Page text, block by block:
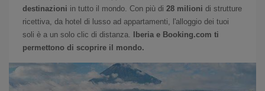
destinazioni in tutto il mondo. Con più di 28 milioni di strutture
ricettiva, da hotel di lusso ad appartamenti, l'alloggio dei tuoi
soli è a un solo clic di distanza.
Iberia e Booking.com ti
permettono di scoprire il mondo.